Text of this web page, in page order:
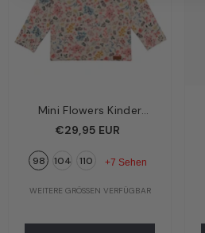
Mini Flowers Kinder
Langarmshirt Creme –
Baumwolle GOTS |
€29,95 EUR
98 104 110 +7 Sehen
WEITERE GRÖSSEN VERFÜGBAR